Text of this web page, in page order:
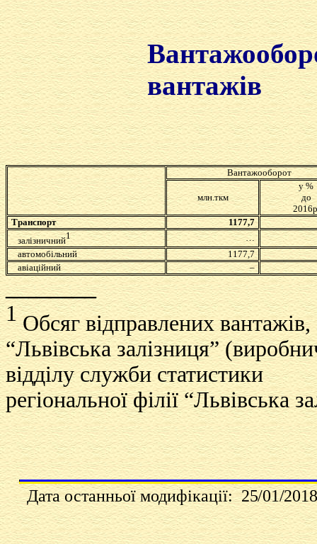
вантажів
у
Вантажооборот
млн.ткм
у %
до
Транспорт
1177,7
залізничний1
…
автомобільний
1177,7
авіаційний
–
________
1Обсяг відправлених вантажів,
“Львівська залізниця”
відділу служби статистики
регіональної філії “Львівська
Дата останньої модифікації:25/01/2018